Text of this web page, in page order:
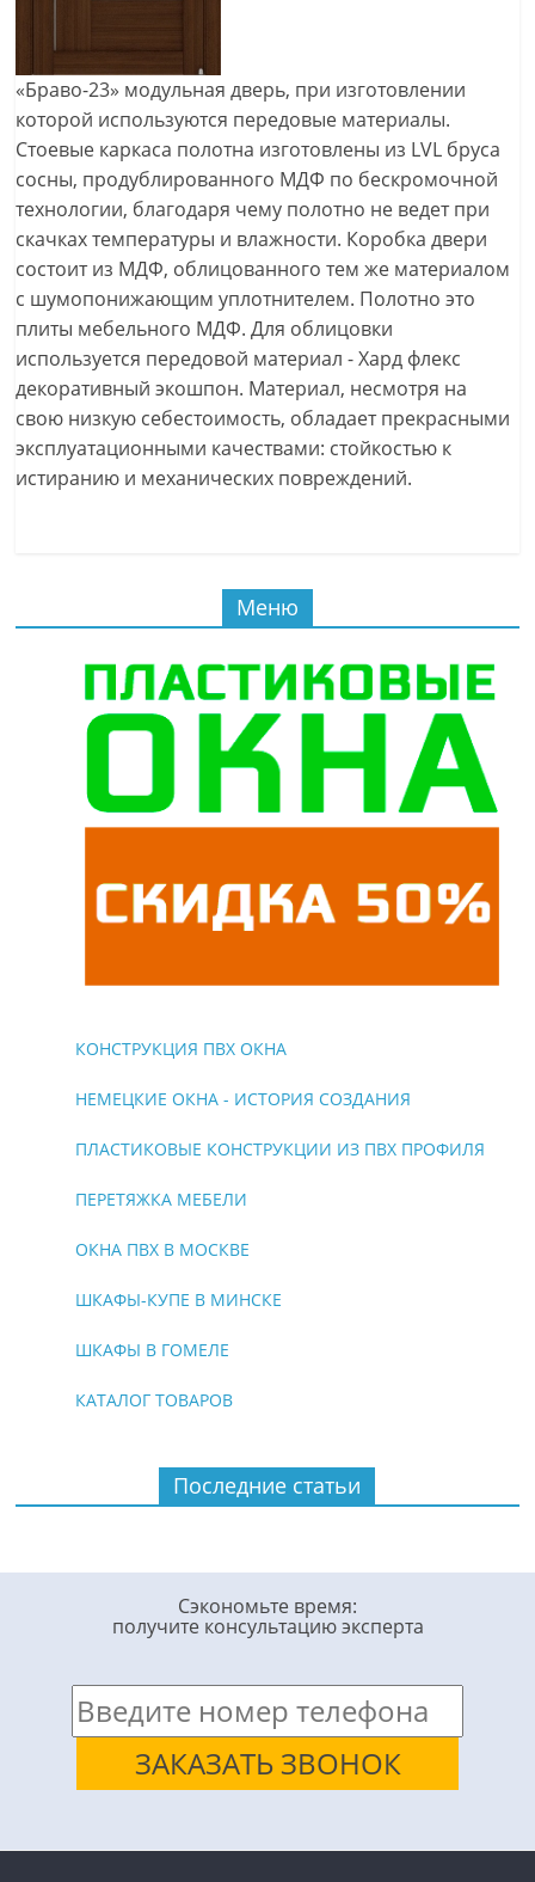
«Браво-23» модульная дверь, при изготовлении
которой используются передовые материалы.
Стоевые каркаса полотна изготовлены из LVL бруса
сосны, продублированного МДФ по бескромочной
технологии, благодаря чему полотно не ведет при
скачках температуры и влажности. Коробка двери
состоит из МДФ, облицованного тем же материалом
с шумопонижающим уплотнителем. Полотно это
плиты мебельного МДФ. Для облицовки
используется передовой материал - Хард флекс
декоративный экошпон. Материал, несмотря на
свою низкую себестоимость, обладает прекрасными
эксплуатационными качествами: стойкостью к
истиранию и механических повреждений.
Меню
КОНСТРУКЦИЯ ПВХ ОКНА
НЕМЕЦКИЕ ОКНА - ИСТОРИЯ СОЗДАНИЯ
ПЛАСТИКОВЫЕ КОНСТРУКЦИИ ИЗ ПВХ ПРОФИЛЯ
ПЕРЕТЯЖКА МЕБЕЛИ
ОКНА ПВХ В МОСКВЕ
ШКАФЫ-КУПЕ В МИНСКЕ
ШКАФЫ В ГОМЕЛЕ
КАТАЛОГ ТОВАРОВ
Последние статьи
Сэкономьте время:
получите консультацию эксперта